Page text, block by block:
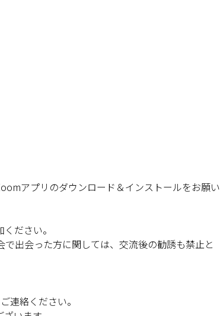
アプリのダウンロード＆インストールをお願い
ださい。
出会った方に関しては、交流後の勧誘も禁止と
連絡ください。